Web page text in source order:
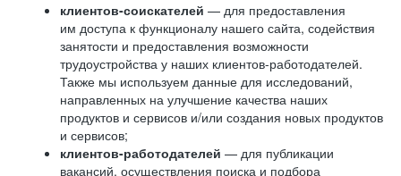
клиентов-соискателей — для предоставления
им доступа к функционалу нашего сайта, содействия
занятости и предоставления возможности
трудоустройства у наших клиентов-работодателей.
Также мы используем данные для исследований,
направленных на улучшение качества наших
продуктов и сервисов и/или создания новых продуктов
и сервисов;
клиентов-работодателей — для публикации
вакансий, осуществления поиска и подбора